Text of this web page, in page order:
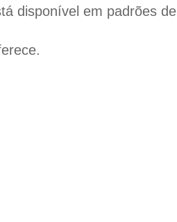
disponível em padrões de